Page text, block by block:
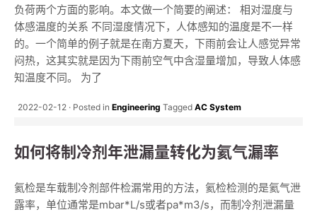
负荷两个方面的影响。本文做一个简要的阐述： 相对湿度与
体感温度的关系 不同湿度情况下，人体感知的温度是不一样
的。一个简单的例子就是在南方夏天，下雨前会让人感觉异常
闷热，这其实就是因为下雨前空气中含湿量增加，导致人体感
知温度不同。 为了
2022-02-12 Posted in Engineering Tagged AC System
如何将制冷剂年泄漏量转化为氦气漏率
氦检是车载制冷剂部件检漏常用的方法，氦检检测的是氦气泄
露率，单位通常是mbar*L/s或者pa*m3/s，而制冷剂泄漏量